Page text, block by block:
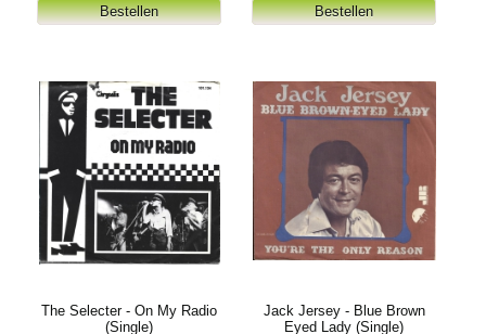
The Selecter - On My Radio
(Single)
Jack Jersey - Blue Brown
Eyed Lady (Single)